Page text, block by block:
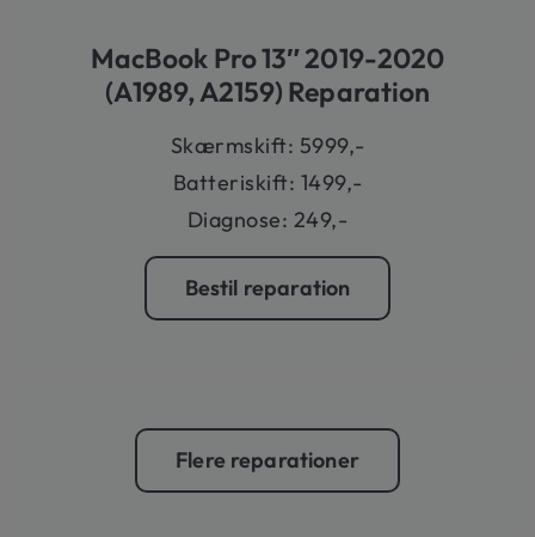
MacBook Pro 13″ 2019-2020
(A1989, A2159) Reparation
Skærmskift: 5999,-
Batteriskift: 1499,-
Diagnose: 249,-
Bestil reparation
Flere reparationer